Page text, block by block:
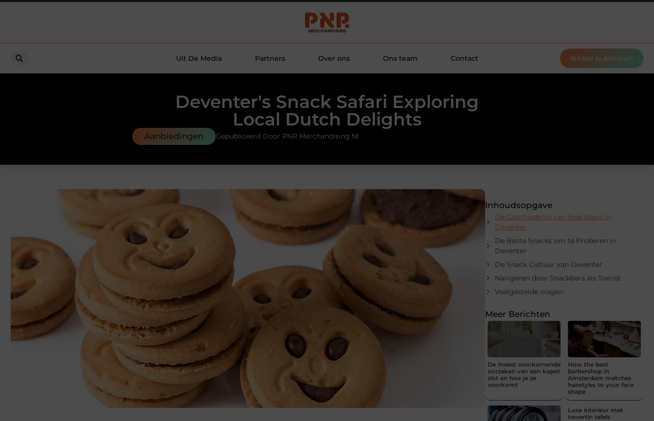
Uit De Media Partners Over ons Ons team Contact Artikel publiceren
Deventer's Snack Safari Exploring
Local Dutch Delights
Aanbiedingen Gepubliceerd Door PNR Merchandising.nl
Inhoudsopgave
De Geschiedenis van Snackbars in
Deventer
De Beste Snacks om te Proberen in
Deventer
De Snack Cultuur van Deventer
Navigeren door Snackbars als Toerist
Veelgestelde vragen
Meer Berichten
De meest voorkomende
oorzaken van een kapot
slot en hoe je ze
voorkomt
How the best
barbershop in
Amsterdam matches
hairstyles to your face
shape
Luxe interieur met
travertin tafels